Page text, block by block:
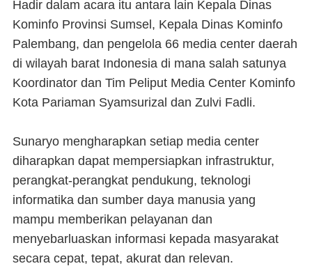
Hadir dalam acara itu antara lain Kepala Dinas
Kominfo Provinsi Sumsel, Kepala Dinas Kominfo
Palembang, dan pengelola 66 media center daerah
di wilayah barat Indonesia di mana salah satunya
Koordinator dan Tim Peliput Media Center Kominfo
Kota Pariaman Syamsurizal dan Zulvi Fadli.
Sunaryo mengharapkan setiap media center
diharapkan dapat mempersiapkan infrastruktur,
perangkat-perangkat pendukung, teknologi
informatika dan sumber daya manusia yang
mampu memberikan pelayanan dan
menyebarluaskan informasi kepada masyarakat
secara cepat, tepat, akurat dan relevan.